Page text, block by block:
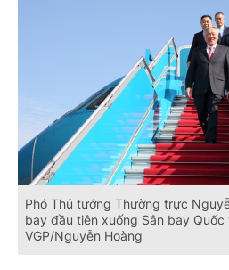
Phó Thủ tướng Thường trực
bay đầu tiên xuống Sân bay Quốc
VGP/Nguyễn Hoàng